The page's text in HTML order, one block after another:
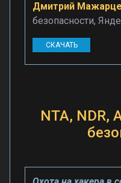
Дмитрий
безопасности,
СКАЧАТЬ
NTA, NDR,